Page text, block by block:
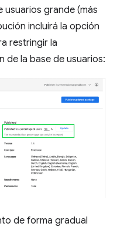
usuarios grande (más
incluirá la opción
restringir la
de la base de usuarios:
de forma gradual